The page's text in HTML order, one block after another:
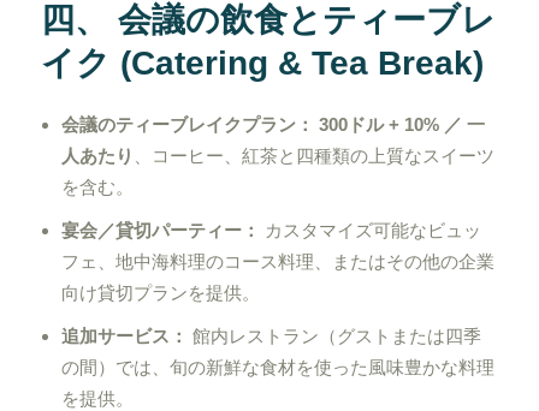
四、 会議の飲食とティーブレ
イク (Catering & Tea Break)
会議のティーブレイクプラン： 300ドル + 10% ／ 一
人あたり
、コーヒー、紅茶と四種類の上質なスイーツ
を含む。
宴会／貸切パーティー：
カスタマイズ可能なビュッ
フェ、地中海料理のコース料理、またはその他の企業
向け貸切プランを提供。
追加サービス： 館内レストラン（グストまたは四季
の間）では、旬の新鮮な食材を使った風味豊かな料理
を提供。